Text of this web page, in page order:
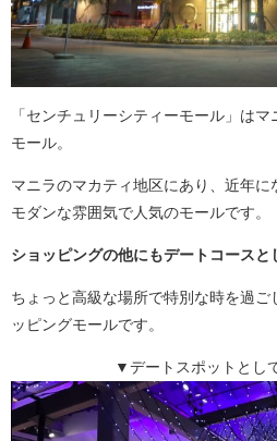
「センチュリーシティーモール」は
モール。
マニラのマカティ地区にあり、近年
モダンな雰囲気で人気のモールです。
ショッピングの他にもデートコースと
ちょっと高級な場所で特別な時を過ご
ッピングモールです。
▼デートスポットとし